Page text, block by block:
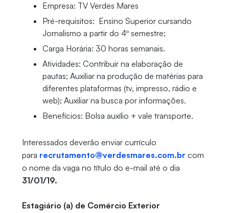
Empresa: TV Verdes Mares
Pré-requisitos: Ensino Superior cursando
Jornalismo a partir do 4º semestre;
Carga Horária: 30 horas semanais.
Atividades: Contribuir na elaboração de
pautas; Auxiliar na produção de matérias para
diferentes plataformas (tv, impresso, rádio e
web); Auxiliar na busca por informações.
Benefícios: Bolsa auxílio + vale transporte.
Interessados deverão enviar currículo
para recrutamento@verdesmares.com.br com
o nome da vaga no título do e-mail até o dia
31/01/19.
Estagiário (a) de Comércio Exterior